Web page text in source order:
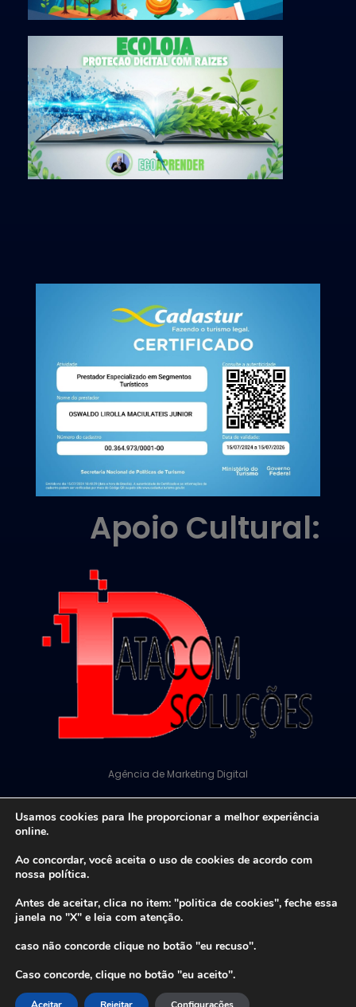
Apoio Cultural:
Agência de Marketing Digital
© 2026 Projeto Ecoaprender. Todos Os Direitos
Usamos cookies para lhe proporcionar a melhor experiência
online.
Ao concordar, você aceita o uso de cookies de acordo com
nossa política.
Antes de aceitar, clica no item: "politica de cookies", feche essa
janela no "X" e leia com atenção.
caso não concorde clique no botão "eu recuso".
Caso concorde, clique no botão "eu aceito".